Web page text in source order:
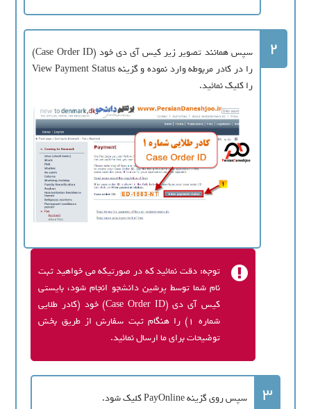
2
سپس همانند تصویر زیر کیس آی دی خود (Case Order ID)
را در کادر مربوطه وارد نموده و گزینه View Payment Status
را کلیک نمائید.
توجه: دقت نمائید که در صورتیکه می خواهید ثبت
نام شما توسط پرشین دانشجو انجام شود، بایستی
کیس آی دی (Case Order ID) خود (کادر طلایی
شماره 1) را هنگام ثبت سفارش از طریق بخش
توضیحات برای ما ارسال نمائید.
3 سپس روی گزینه PayOnline کلیک شود.